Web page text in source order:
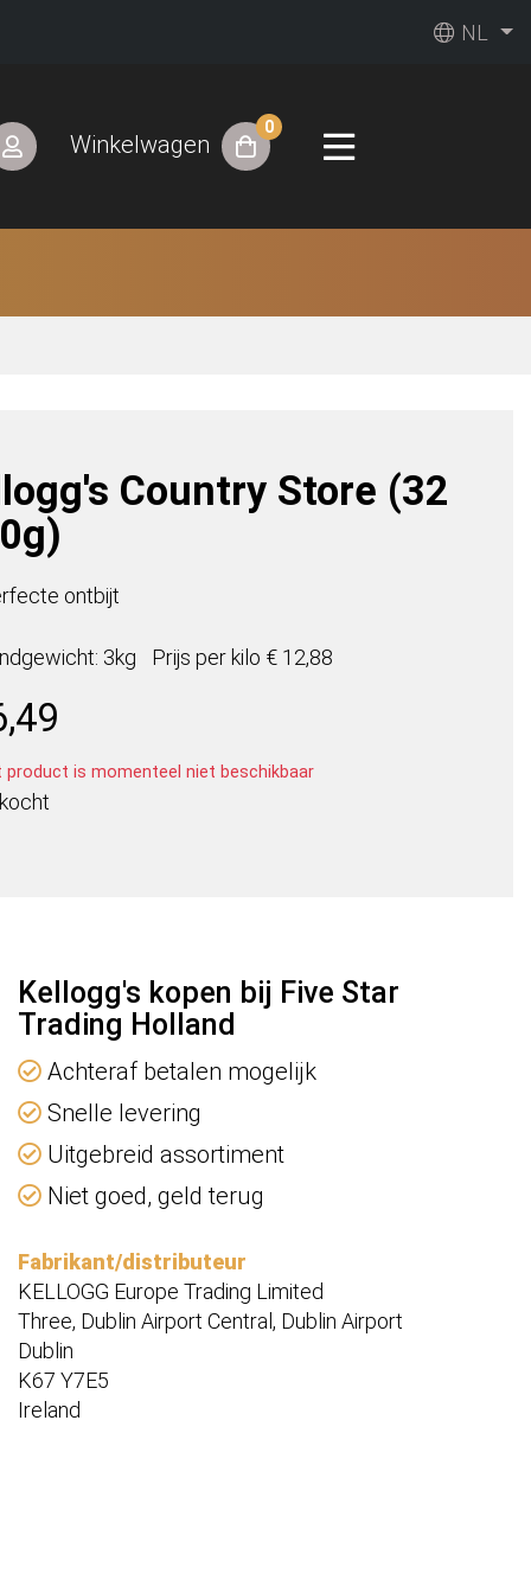
NL
Winkelwagen
0
Country Store (32
ontbijt
3kg Prijs per kilo € 12,88
product is momenteel niet beschikbaar
Kellogg's kopen bij Five Star
Trading Holland
Achteraf betalen mogelijk
Snelle levering
Uitgebreid assortiment
Niet goed, geld terug
Fabrikant/distributeur
KELLOGG Europe Trading Limited
Three, Dublin Airport Central, Dublin Airport
Dublin
K67 Y7E5
Ireland